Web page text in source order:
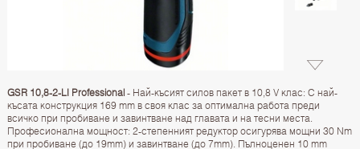
GSR 10,8-2-LI Professional- Най-късият силов пакет в 10,8 V клас: С най-
късата конструкция 169 mm в своя клас за оптимална работа преди
всичко при пробиване и завинтване над главата и на тесни места.
Професионална мощност: 2-степенният редуктор осигурява мощни 30 Nm
при пробиване (до 19mm) и завинтване (до 7mm). Пълноценен 10 mm